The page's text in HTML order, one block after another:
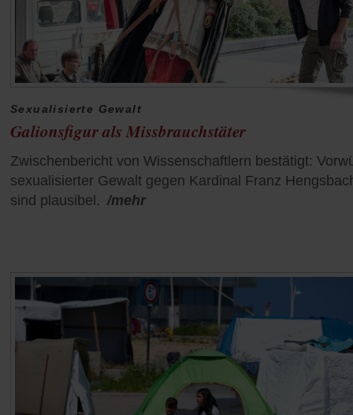
Sexualisierte Gewalt
Galionsfigur als Missbrauchstäter
Zwischenbericht von Wissenschaftlern bestätigt:
sexualisierter Gewalt gegen Kardinal Franz
sind plausibel. /mehr